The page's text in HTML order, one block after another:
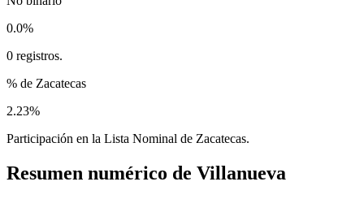
0.0%
0 registros.
% de Zacatecas
2.23%
Participación en la Lista Nominal de Zacatecas.
Resumen numérico de Villanueva